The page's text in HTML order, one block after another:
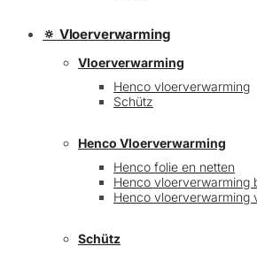
🔅 Vloerverwarming
Vloerverwarming
Henco vloerverwarming
Schütz
Henco Vloerverwarming
Henco folie en netten
Henco vloerverwarming
Henco vloerverwarming
Schütz